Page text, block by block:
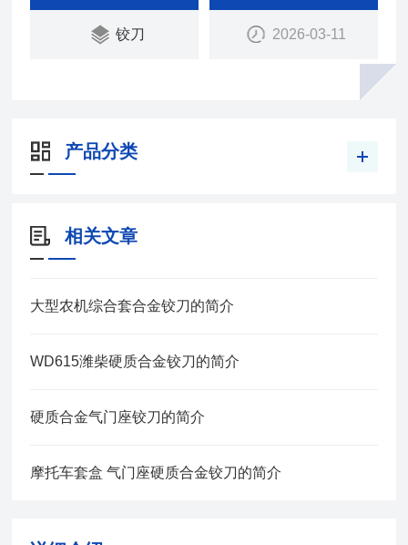
潍柴WD615
技术参数：
48×4548×4548×7545×15
铰刀 2026-03-11
产品分类
相关文章
大型农机综合套合金铰刀的简介
WD615潍柴硬质合金铰刀的简介
硬质合金气门座铰刀的简介
摩托车套盒 气门座硬质合金铰刀的简介